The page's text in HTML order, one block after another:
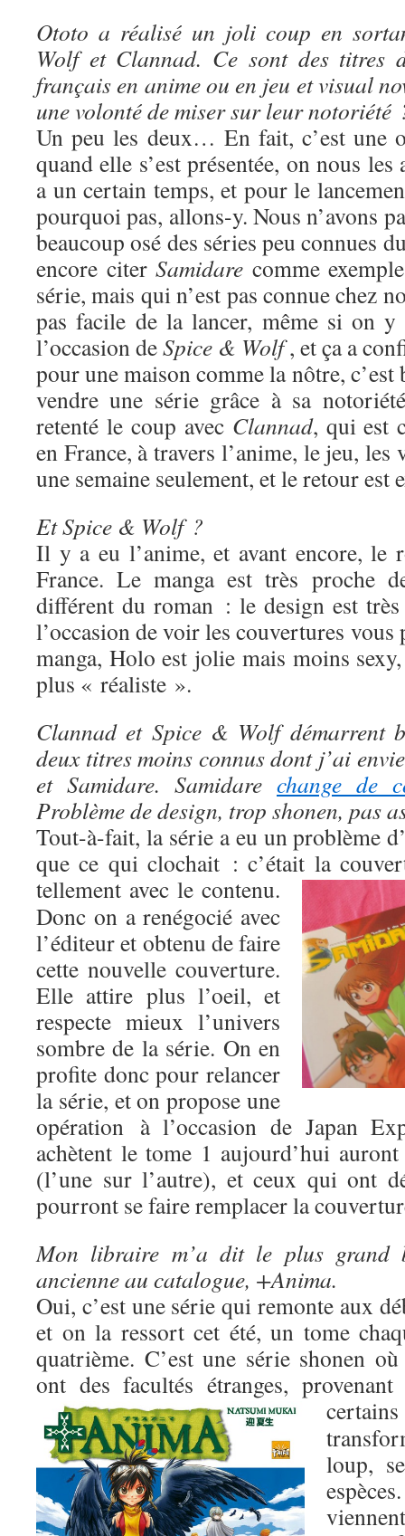
Ototo a réalisé un joli coup en
Wolf et Clannad. Ce sont des titres
français en anime ou en jeu et visual
une volonté de miser sur leur notoriété
Un peu les deux… En fait, c’est une
quand elle s’est présentée, on nous
a un certain temps, et pour le
pourquoi pas, allons-y. Nous n’avons
beaucoup osé des séries peu connues
encore citer Samidare comme
série, mais qui n’est pas connue chez
pas facile de la lancer, même si on
l’occasion deSpice & Wolf, et ça a
pour une maison comme la nôtre,
vendre une série grâce à sa
retenté le coup avec Clannad, qui est
en France, à travers l’anime, le jeu,
une semaine seulement, et le retour est
Et Spice & Wolf ?
Il y a eu l’anime, et avant encore, le
France. Le manga est très proche
différent du roman : le design est
l’occasion de voir les couvertures
manga, Holo est jolie mais moins
plus « réaliste ».
Clannad et Spice & Wolf démarrent
deux titres moins connus dont j’ai
et Samidare. Samidare change de
Problème de design, trop shonen, pas
Tout-à-fait, la série a eu un problème
que ce qui clochait : c’était la
tellement avec le contenu.
Donc on a renégocié avec
l’éditeur et obtenu de faire
cette nouvelle couverture.
Elle attire plus l’oeil, et
respecte mieux l’univers
sombre de la série. On en
profite donc pour relancer
la série, et on propose une
opération à l’occasion de Japan
achètent le tome 1 aujourd’hui
(l’une sur l’autre), et ceux qui ont
pourront se faire remplacer la
Mon libraire m’a dit le plus grand
ancienne au catalogue, +Anima.
Oui, c’est une série qui remonte aux
et on la ressort cet été, un tome
quatrième. C’est une série shonen
ont des facultés étranges,
loup,